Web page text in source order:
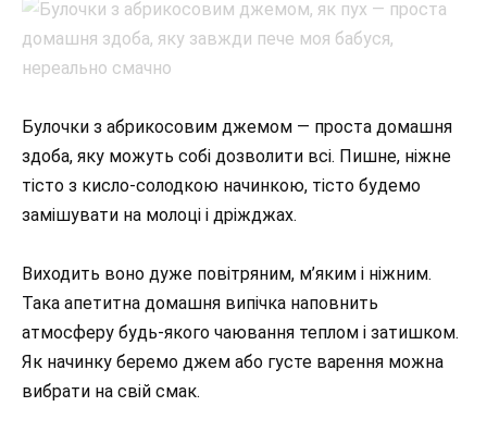
Булочки з абрикосовим джемом — проста домашня
здоба, яку можуть собі дозволити всі. Пишне, ніжне
тісто з кисло-солодкою начинкою, тісто будемо
замішувати на молоці і дріжджах.
Виходить воно дуже повітряним, м’яким і ніжним.
Така апетитна домашня випічка наповнить
атмосферу будь-якого чаювання теплом і затишком.
Як начинку беремо джем або густе варення можна
вибрати на свій смак.